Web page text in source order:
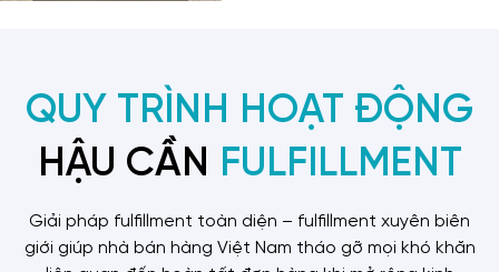
QUY TRÌNH HOẠT ĐỘNG
HẬU CẦN FULFILLMENT
Giải pháp fulfillment toàn diện – fulfillment xuyên biên
giới giúp nhà bán hàng Việt Nam tháo gỡ mọi khó khăn